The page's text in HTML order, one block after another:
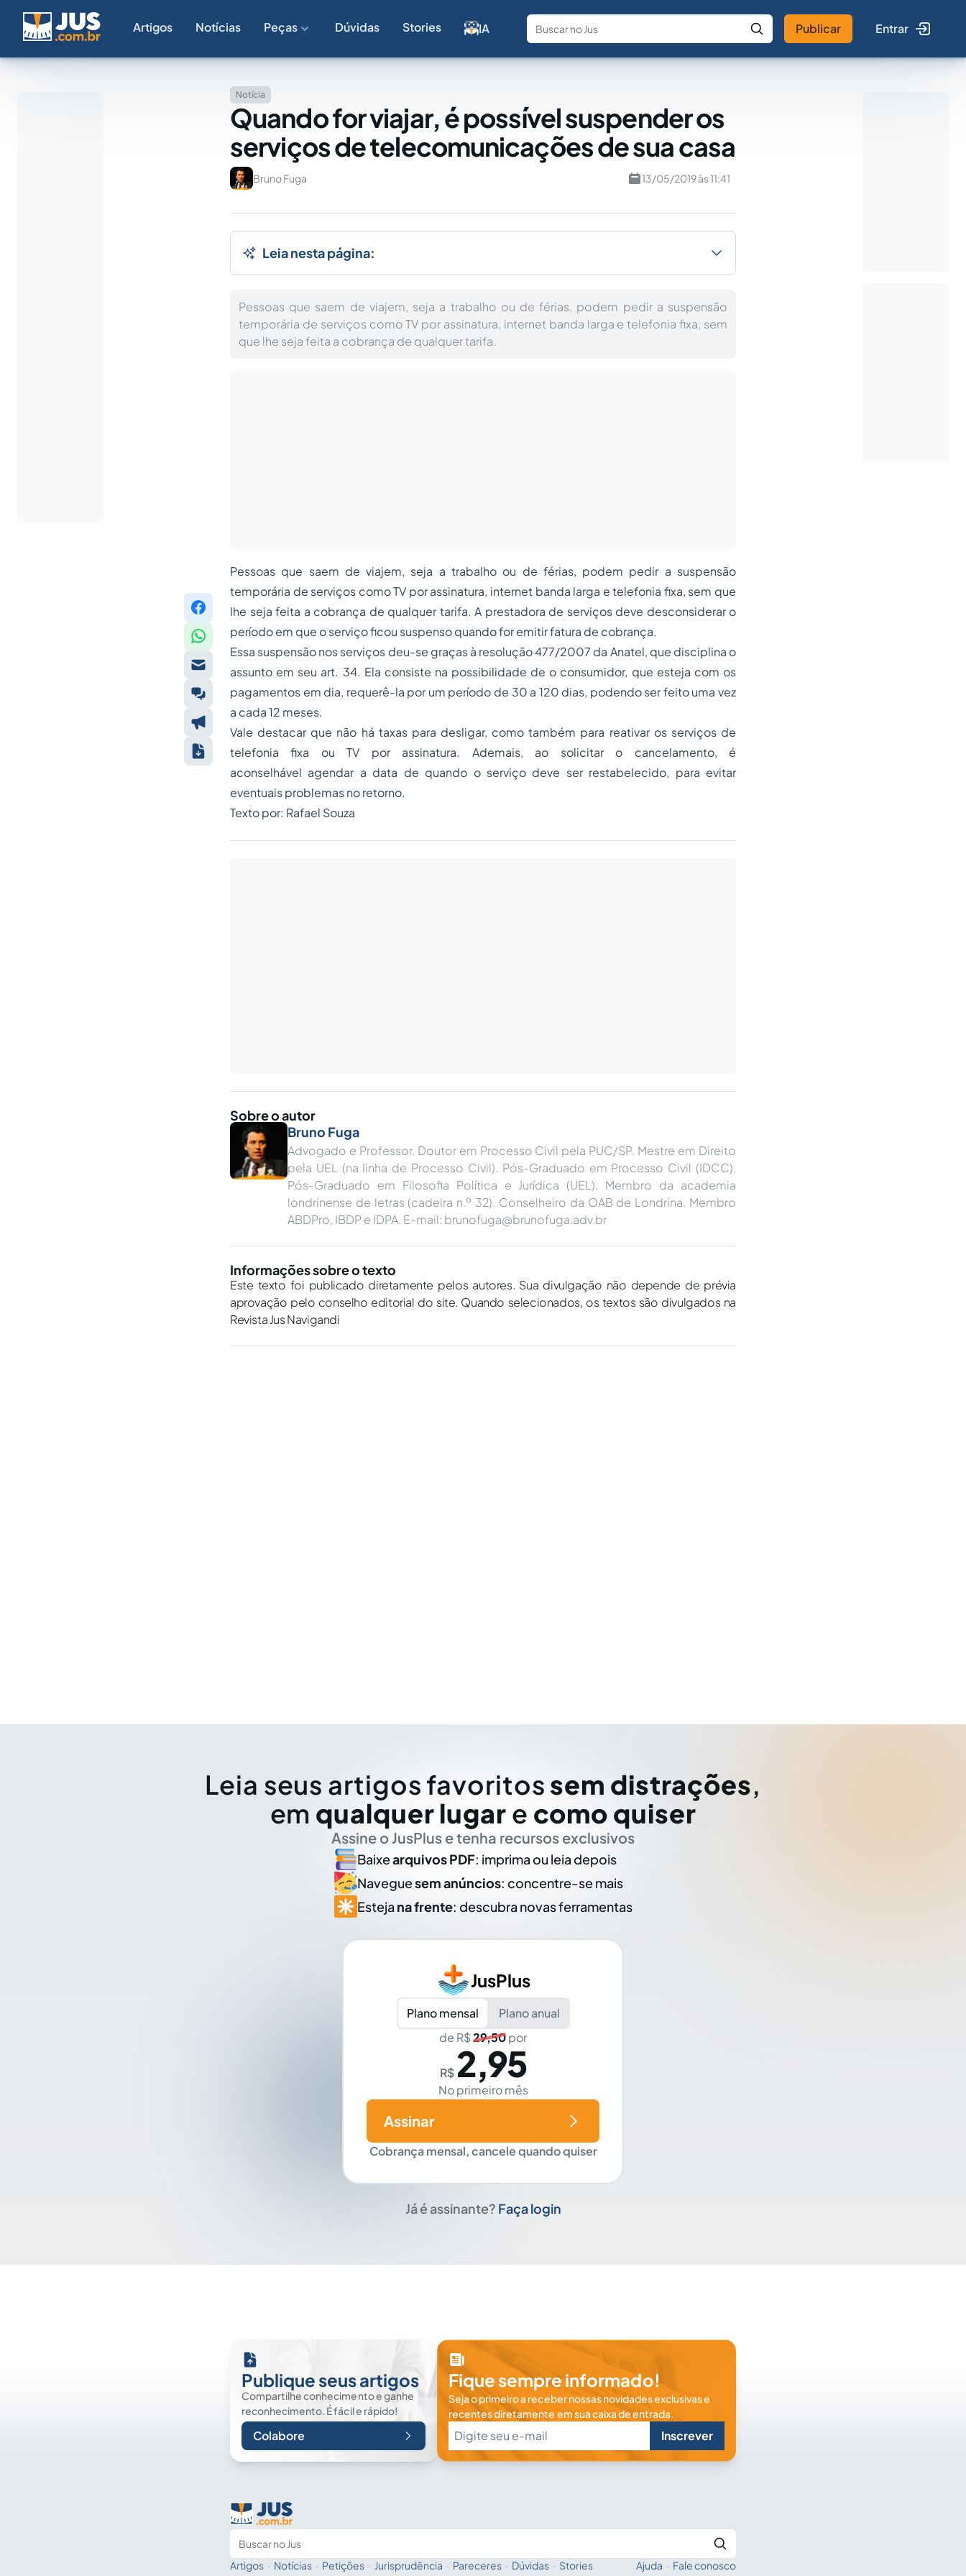
Artigos Notícias Peças Dúvidas Stories IA
Fale com a IA Buscar no Jus
Publicar Entrar
Notícia
Quando for viajar, é possível suspender os
serviços de telecomunicações de sua casa
Bruno Fuga 13/05/2019 às 11:41
Leia nesta página:
Pessoas que saem de viajem, seja a trabalho ou de férias, podem pedir a suspensão
temporária de serviços como TV por assinatura, internet banda larga e telefonia fixa, sem
que lhe seja feita a cobrança de qualquer tarifa.
Pessoas que saem de viajem, seja a trabalho ou de férias, podem pedir a suspensão
temporária de serviços como TV por assinatura, internet banda larga e telefonia fixa, sem que
lhe seja feita a cobrança de qualquer tarifa. A prestadora de serviços deve desconsiderar o
período em que o serviço ficou suspenso quando for emitir fatura de cobrança.
Essa suspensão nos serviços deu-se graças à resolução 477/2007 da Anatel, que disciplina o
assunto em seu art. 34. Ela consiste na possibilidade de o consumidor, que esteja com os
pagamentos em dia, requerê-la por um período de 30 a 120 dias, podendo ser feito uma vez
a cada 12 meses.
Vale destacar que não há taxas para desligar, como também para reativar os serviços de
telefonia fixa ou TV por assinatura. Ademais, ao solicitar o cancelamento, é
aconselhável agendar a data de quando o serviço deve ser restabelecido, para evitar
eventuais problemas no retorno.
Texto por: Rafael Souza
Sobre o autor
Bruno Fuga
Advogado e Professor. Doutor em Processo Civil pela PUC/SP. Mestre em Direito
pela UEL (na linha de Processo Civil). Pós-Graduado em Processo Civil (IDCC).
Pós-Graduado em Filosofia Política e Jurídica (UEL). Membro da academia
londrinense de letras (cadeira n.º 32). Conselheiro da OAB de Londrina. Membro
ABDPro, IBDP e IDPA. E-mail: brunofuga@brunofuga.adv.br
Informações sobre o texto
Este texto foi publicado diretamente pelos autores. Sua divulgação não depende de prévia
aprovação pelo conselho editorial do site. Quando selecionados, os textos são divulgados na
Revista Jus Navigandi
Leia seus artigos favoritos sem distrações,
em qualquer lugar e como quiser
Assine o JusPlus e tenha recursos exclusivos
Baixearquivos PDF: imprima ou leia depois
Naveguesem anúncios: concentre-se mais
Esteja na frente: descubra novas ferramentas
JusPlus
Plano mensal
Plano anual
de R$29,50por
R$ 2,95
No primeiro mês
Cobrança mensal, cancele quando quiser
Assinar
Já é assinante? Faça login
Publique seus artigos
Compartilhe conhecimento e ganhe
reconhecimento. É fácil e rápido!
Colabore
Fique sempre informado!
Seja o primeiro a receber nossas novidades exclusivas e
recentes diretamente em sua caixa de entrada.
Inscrever
Artigos · Notícias · Petições · Jurisprudência · Pareceres · Dúvidas · Stories Ajuda · Fale conosco